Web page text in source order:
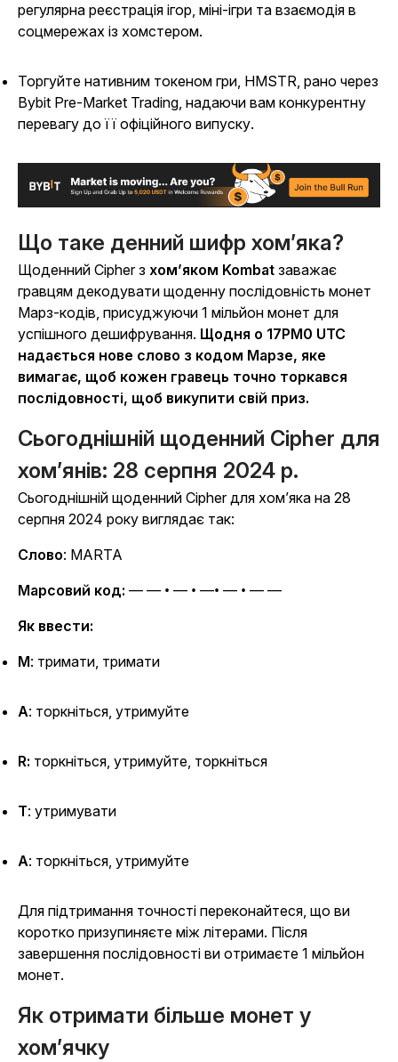
регулярна реєстрація ігор, міні-ігри та взаємодія в
соцмережах із хомстером.
Торгуйте нативним токеном гри, HMSTR, рано через
Bybit Pre-Market Trading, надаючи вам конкурентну
перевагу до її офіційного випуску.
Що таке денний шифр хом’яка?
Щоденний Cipher з хом’яком Kombat заважає
гравцям декодувати щоденну послідовність монет
Марз-кодів, присуджуючи 1 мільйон монет для
успішного дешифрування. Щодня о 17PM0 UTC
надається нове слово з кодом Марзе, яке
вимагає, щоб кожен гравець точно торкався
послідовності, щоб викупити свій приз.
Сьогоднішній щоденний Cipher для
хом’янів: 28 серпня 2024 р.
Сьогоднішній щоденний Cipher для хом’яка на 28
серпня 2024 року виглядає так:
Слово: MARTA
Марсовий код: — — • — • —• — • — —
Як ввести:
M: тримати, тримати
A: торкніться, утримуйте
R: торкніться, утримуйте, торкніться
T: утримувати
A: торкніться, утримуйте
Для підтримання точності переконайтеся, що ви
коротко призупиняєте між літерами. Після
завершення послідовності ви отримаєте 1 мільйон
монет.
Як отримати більше монет у
хом’ячку